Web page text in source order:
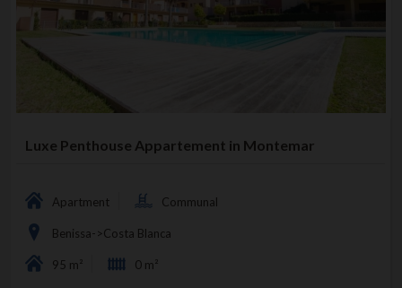
Luxe Penthouse Appartement in Montemar
Apartment Communal
Benissa->Costa Blanca
95 m² 0 m²